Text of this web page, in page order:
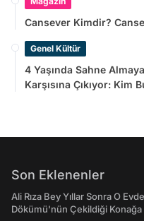
Cansever Kimdir?
Genel Kültür
4 Yaşında Sahne
Karşısına Çıkıyor: Kim
Son Eklenenler
Ali Rıza Bey Yıllar Sonra O
Dökümü'nün Çekildiği Konağa